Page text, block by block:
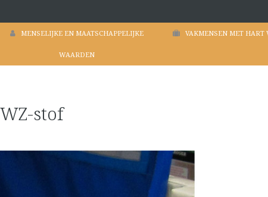
MENSELIJKE EN MAATSCHAPPELIJKE
WAARDEN
VAKMENSEN MET HART
stof